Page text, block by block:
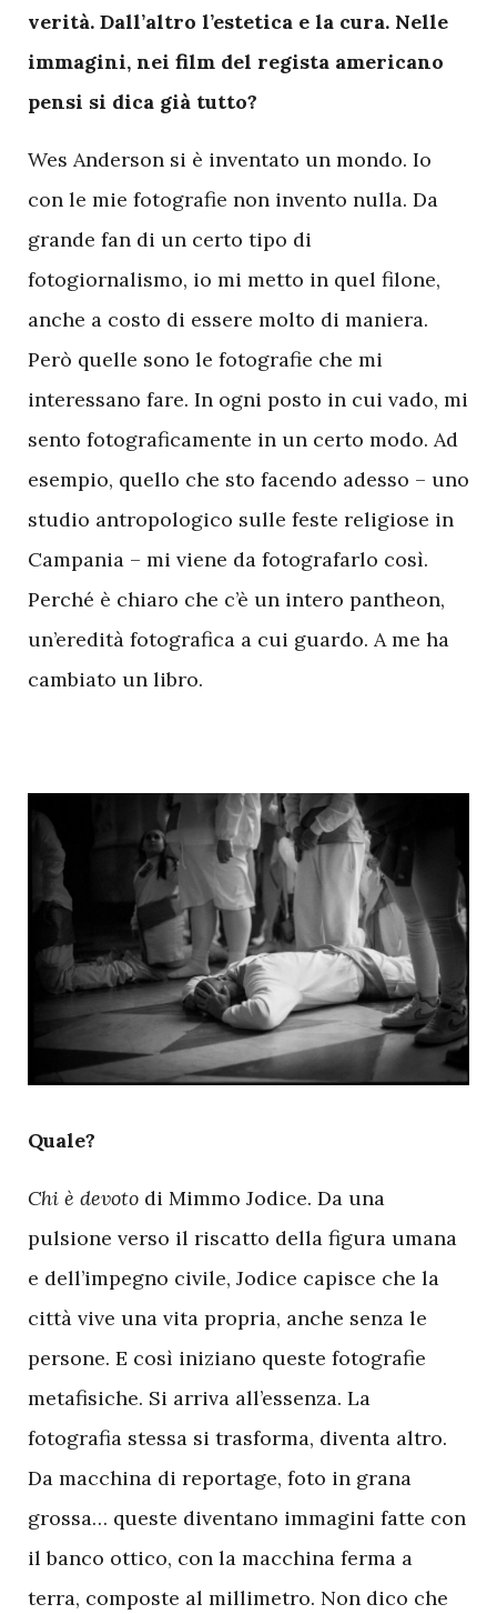
verità. Dall’altro l’estetica e la cura. Nelle
immagini, nei film del regista americano
pensi si dica già tutto?
Wes Anderson si è inventato un mondo. Io
con le mie fotografie non invento nulla. Da
grande fan di un certo tipo di
fotogiornalismo, io mi metto in quel filone,
anche a costo di essere molto di maniera.
Però quelle sono le fotografie che mi
interessano fare. In ogni posto in cui vado, mi
sento fotograficamente in un certo modo. Ad
esempio, quello che sto facendo adesso – uno
studio antropologico sulle feste religiose in
Campania – mi viene da fotografarlo così.
Perché è chiaro che c’è un intero pantheon,
un’eredità fotografica a cui guardo. A me ha
cambiato un libro.
Quale?
Chi è devoto di Mimmo Jodice. Da una
pulsione verso il riscatto della figura umana
e dell’impegno civile, Jodice capisce che la
città vive una vita propria, anche senza le
persone. E così iniziano queste fotografie
metafisiche. Si arriva all’essenza. La
fotografia stessa si trasforma, diventa altro.
Da macchina di reportage, foto in grana
grossa… queste diventano immagini fatte con
il banco ottico, con la macchina ferma a
terra, composte al millimetro. Non dico che